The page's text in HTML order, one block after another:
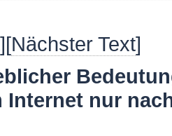
][Nächster Text]
Internet nur